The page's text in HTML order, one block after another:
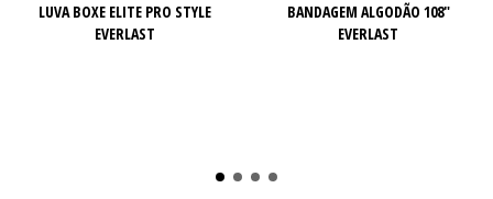
LUVA BOXE ELITE PRO STYLE
EVERLAST
BANDAGEM ALGODÃO 108"
EVERLAST